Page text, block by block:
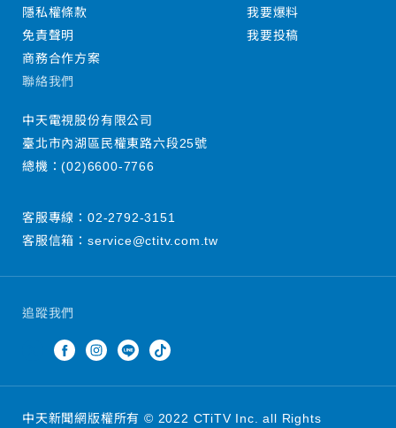
追蹤我們
隱私權條款
免責聲明
商務合作方案
我要爆料
我要投稿
聯絡我們
中天電視股份有限公司
臺北市內湖區民權東路六段25號
總機：(02)6600-7766
客服專線： 02-2792-3151
客服信箱： service@ctitv.com.tw
中天新聞網版權所有 © 2022 CTiTV Inc. all Rights